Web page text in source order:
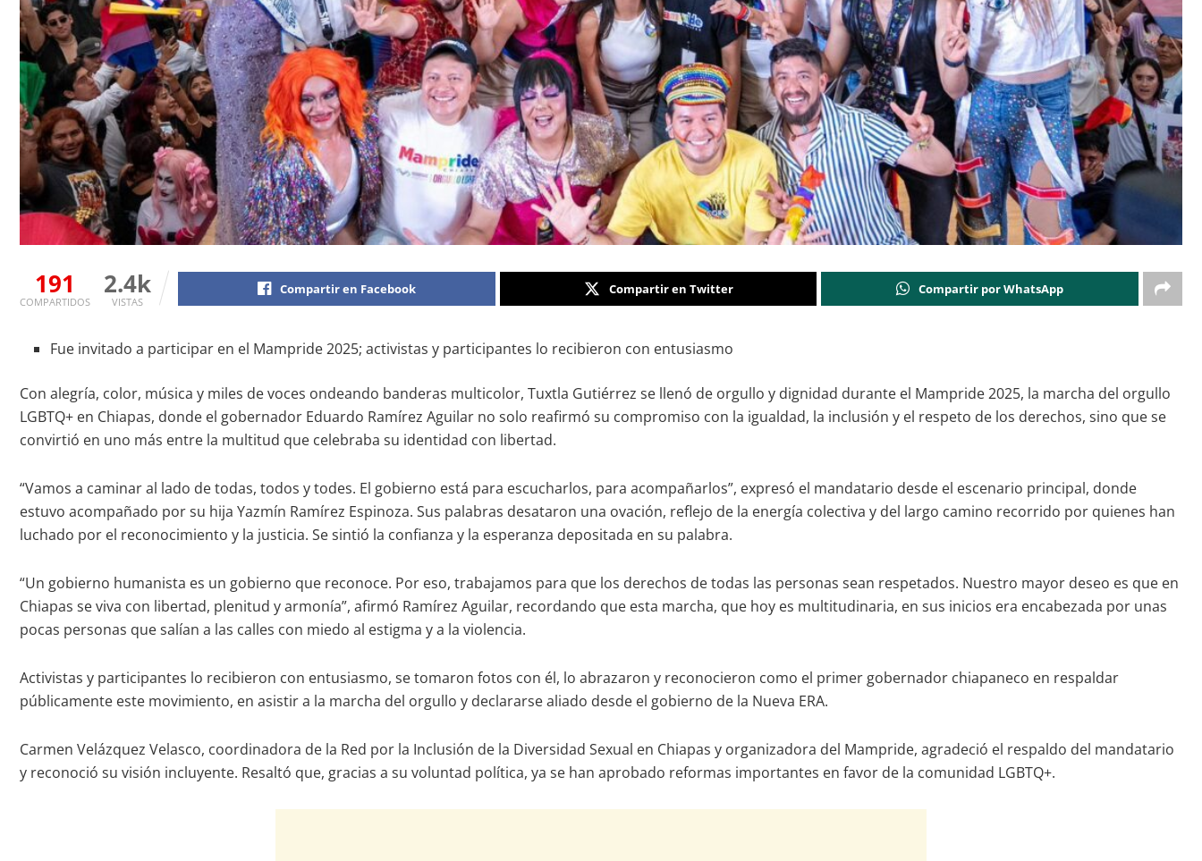
191
COMPARTIDOS
2.4k
VISTAS
Compartir en Facebook Compartir en Twitter Compartir por WhatsApp
Fue invitado a participar en el Mampride 2025; activistas y participantes lo recibieron con entusiasmo
Con alegría, color, música y miles de voces ondeando banderas multicolor, Tuxtla Gutiérrez se llenó de orgullo y dignidad durante el Mampride 2025, la marcha del orgullo
LGBTQ+ en Chiapas, donde el gobernador Eduardo Ramírez Aguilar no solo reafirmó su compromiso con la igualdad, la inclusión y el respeto de los derechos, sino que se
convirtió en uno más entre la multitud que celebraba su identidad con libertad.
“Vamos a caminar al lado de todas, todos y todes. El gobierno está para escucharlos, para acompañarlos”, expresó el mandatario desde el escenario principal, donde
estuvo acompañado por su hija Yazmín Ramírez Espinoza. Sus palabras desataron una ovación, reflejo de la energía colectiva y del largo camino recorrido por quienes han
luchado por el reconocimiento y la justicia. Se sintió la confianza y la esperanza depositada en su palabra.
“Un gobierno humanista es un gobierno que reconoce. Por eso, trabajamos para que los derechos de todas las personas sean respetados. Nuestro mayor deseo es que en
Chiapas se viva con libertad, plenitud y armonía”, afirmó Ramírez Aguilar, recordando que esta marcha, que hoy es multitudinaria, en sus inicios era encabezada por unas
pocas personas que salían a las calles con miedo al estigma y a la violencia.
Activistas y participantes lo recibieron con entusiasmo, se tomaron fotos con él, lo abrazaron y reconocieron como el primer gobernador chiapaneco en respaldar
públicamente este movimiento, en asistir a la marcha del orgullo y declararse aliado desde el gobierno de la Nueva ERA.
Carmen Velázquez Velasco, coordinadora de la Red por la Inclusión de la Diversidad Sexual en Chiapas y organizadora del Mampride, agradeció el respaldo del mandatario
y reconoció su visión incluyente. Resaltó que, gracias a su voluntad política, ya se han aprobado reformas importantes en favor de la comunidad LGBTQ+.